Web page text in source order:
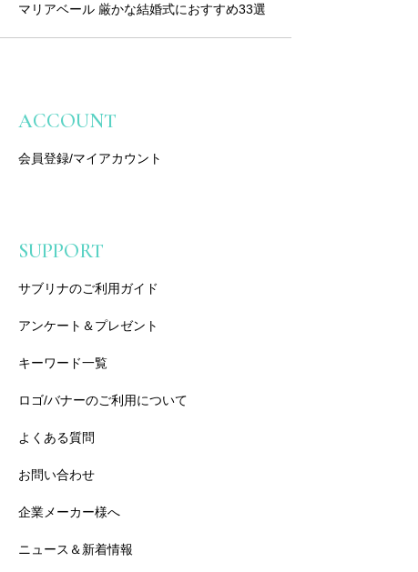
マリアベール 厳かな結婚式におすすめ33選
ACCOUNT
会員登録/マイアカウント
SUPPORT
サブリナのご利用ガイド
アンケート＆プレゼント
キーワード一覧
ロゴ/バナーのご利用について
よくある質問
お問い合わせ
企業メーカー様へ
ニュース＆新着情報